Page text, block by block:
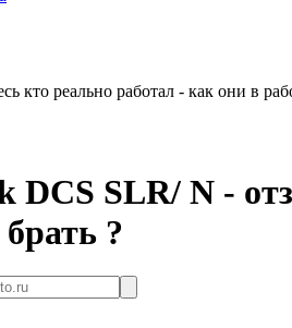
реально работал - как они в
SLR/ N -
?